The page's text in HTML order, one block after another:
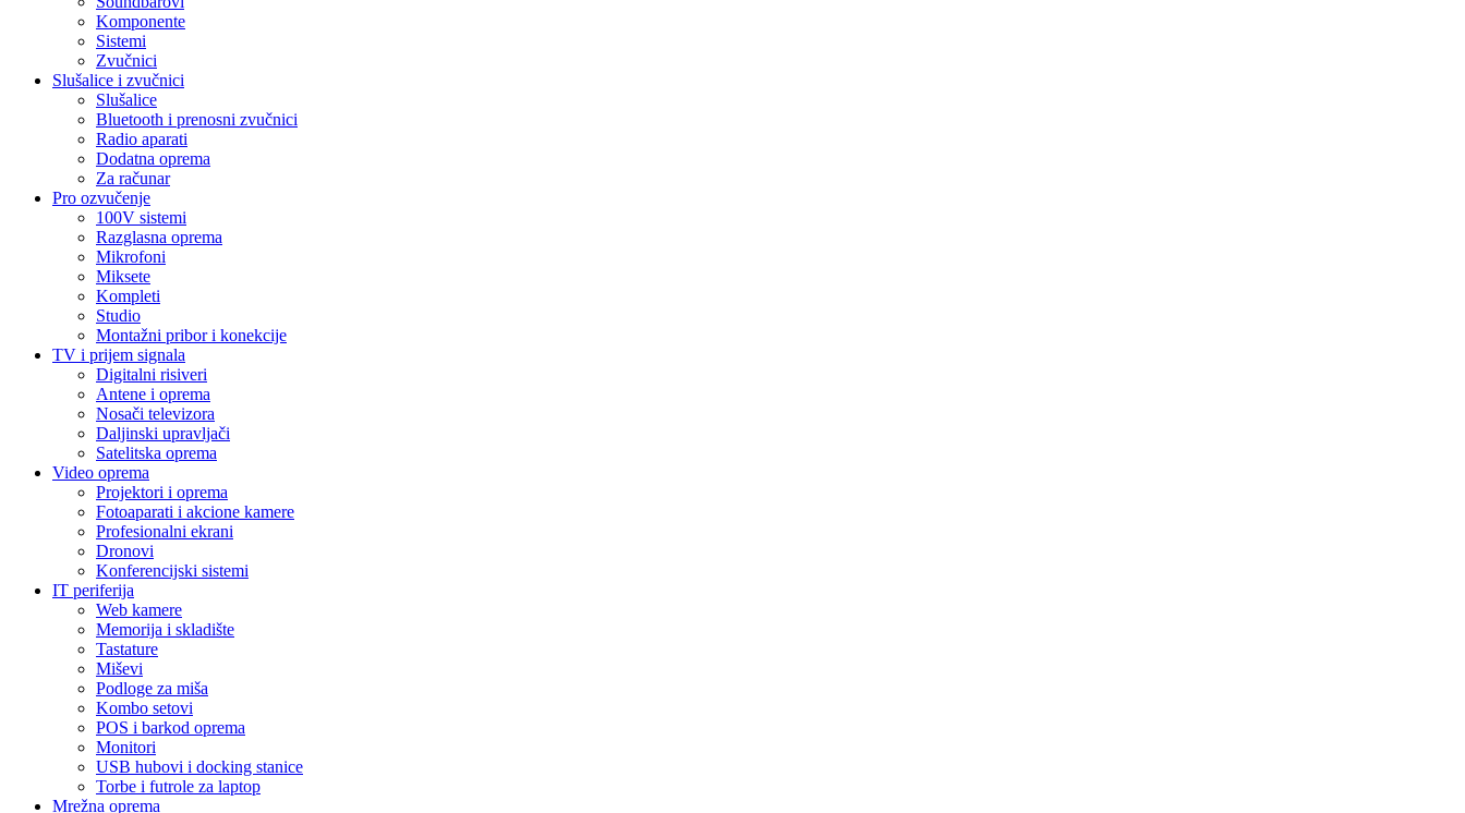
Komponente
Sistemi
Zvučnici
Slušalice i zvučnici
Slušalice
Bluetooth i prenosni zvučnici
Radio aparati
Dodatna oprema
Za računar
Pro ozvučenje
100V sistemi
Razglasna oprema
Mikrofoni
Miksete
Kompleti
Studio
Montažni pribor i konekcije
TV i prijem signala
Digitalni risiveri
Antene i oprema
Nosači televizora
Daljinski upravljači
Satelitska oprema
Video oprema
Projektori i oprema
Fotoaparati i akcione kamere
Profesionalni ekrani
Dronovi
Konferencijski sistemi
IT periferija
Web kamere
Memorija i skladište
Tastature
Miševi
Podloge za miša
Kombo setovi
POS i barkod oprema
Monitori
USB hubovi i docking stanice
Torbe i futrole za laptop
Mrežna oprema